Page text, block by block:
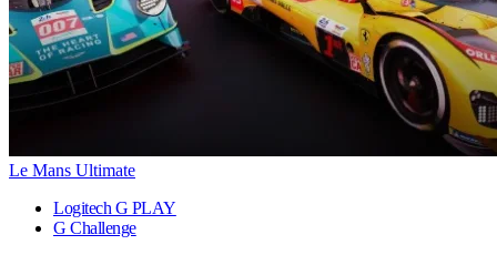
Le Mans Ultimate
Logitech G PLAY
G Challenge